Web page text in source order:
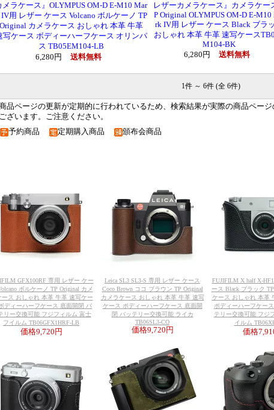
メラケース』OLYMPUS OM-D E-M10 Mar
用 レザー ケース Volcano ボルケーノ TP
Original カメラケース おしゃれ 本革 牛革
写ケース ボディーハーフケース オリンパ
ス TB05EM104-LB
6,280円
送料無料
レザーカメラケース』カメラケー
P Original OLYMPUS OM-D E-M10
rk IV用 レザー ケース Black ブラ
おしゃれ 本革 牛革 速写ケース
M104-BK
6,280円
送料無料
1件 ～ 6件 (全 6件)
品ページの更新が定期的に行われているため、検索結果が実際の商品ペー
ざいます。ご注意ください。
予約商品 定期購入商品 頒布会商品
GFX100RF 専用 レザー ケー
ボルケーノ TP Original カメ
ース おしゃれ 本革 牛革 速写ケー
ディーハーフケース 底面開閉 バ
リー交換可能 フジフィルム 富士
フイルム TB06GFX1HRF-LB
価格9,720円
Leica SL3 SL3-S 専用 レザー ケース
Coco Brown ココ ブラウン TP Original
カメラケース おしゃれ 本革 牛革 速写
ケース ボディーハーフケース 底面開
閉 バッテリー交換可能 ライカ
TB06SL3-CO
価格9,720円
FUJIFILM X half X-
ース Black ブラック
ケース おしゃれ 本革
ボディーハーフケー
テリー交換可能 フジ
イルム
価格